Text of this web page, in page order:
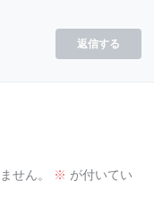
返信する
せん。 ※ が付いてい